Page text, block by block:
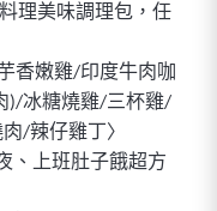
理美味調理包，任
香嫩雞/印度牛肉咖
)/冰糖燒雞/三杯雞/
/辣仔雞丁〉
、上班肚子餓超方